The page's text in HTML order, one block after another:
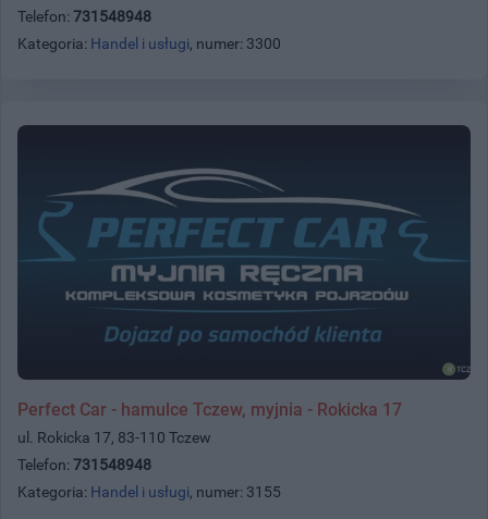
Telefon: 731548948
Kategoria: Handel i usługi, numer: 3300
Perfect Car - hamulce Tczew, myjnia - Rokicka 17
ul. Rokicka 17, 83-110 Tczew
Telefon: 731548948
Kategoria: Handel i usługi, numer: 3155